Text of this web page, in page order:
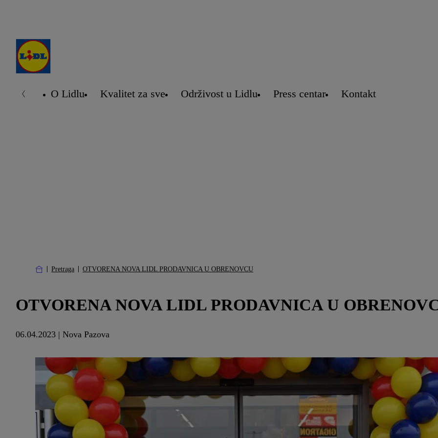
O Lidlu Kvalitet za sve Održivost u Lidlu Press centar Kontakt
Pretraga OTVORENA NOVA LIDL PRODAVNICA U OBRENOVCU
OTVORENA NOVA LIDL PRODAVNICA U
06.04.2023 | Nova Pazova